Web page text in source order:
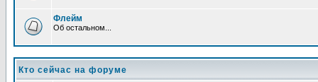
Флейм
Об остальном...
Кто сейчас на форуме